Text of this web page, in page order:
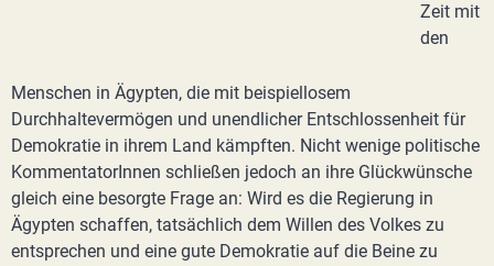
Zeit mit
den
Menschen in Ägypten, die mit beispiellosem
Durchhaltevermögen und unendlicher Entschlossenheit für
Demokratie in ihrem Land kämpften. Nicht wenige politische
KommentatorInnen schließen jedoch an ihre Glückwünsche
gleich eine besorgte Frage an: Wird es die Regierung in
Ägypten schaffen, tatsächlich dem Willen des Volkes zu
entsprechen und eine gute Demokratie auf die Beine zu